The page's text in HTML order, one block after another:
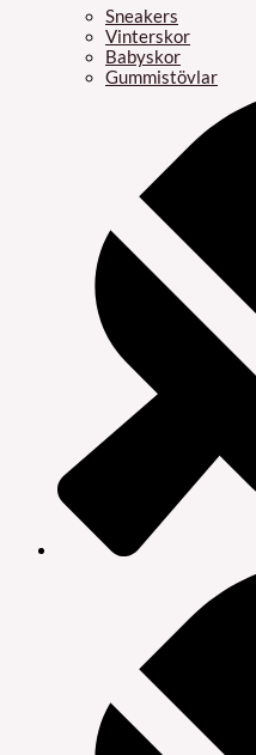
Sneakers
Vinterskor
Babyskor
Gummistövlar